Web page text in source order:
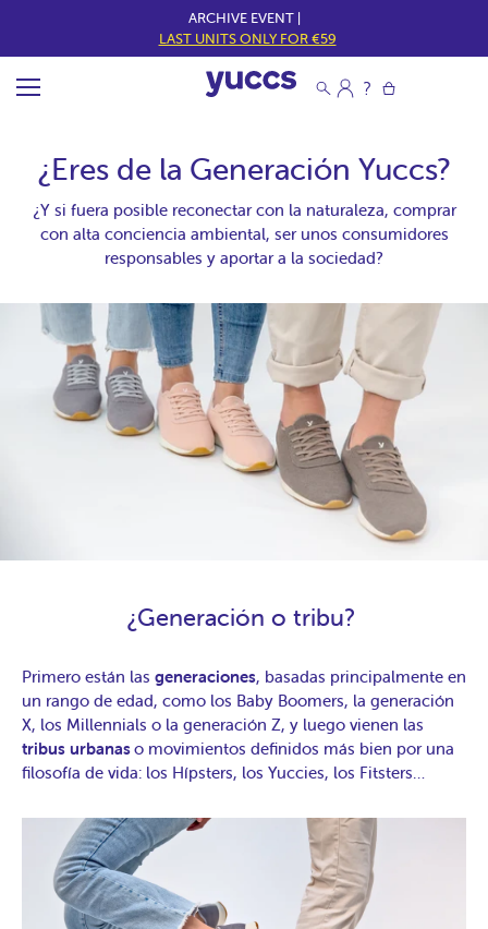
ARCHIVE EVENT |
LAST UNITS ONLY FOR €59
¿Eres de la Generación Yuccs?
¿Y si fuera posible reconectar con la naturaleza, comprar
con alta conciencia ambiental, ser unos consumidores
responsables y aportar a la sociedad?
¿Generación o tribu?
Primero están las generaciones, basadas principalmente en
un rango de edad, como los Baby Boomers, la generación
X, los Millennials o la generación Z, y luego vienen las
tribus urbanaso movimientos definidos más bien por una
filosofía de vida: los Hípsters, los Yuccies, los Fitsters…